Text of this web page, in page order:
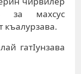
за махсус
къалурзава.
гатIунзава